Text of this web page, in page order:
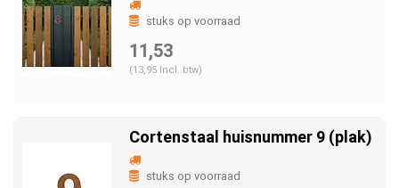
stuks op voorraad
11,53
(13,95 Incl. btw)
Cortenstaal huisnummer 9 (plak)
stuks op voorraad